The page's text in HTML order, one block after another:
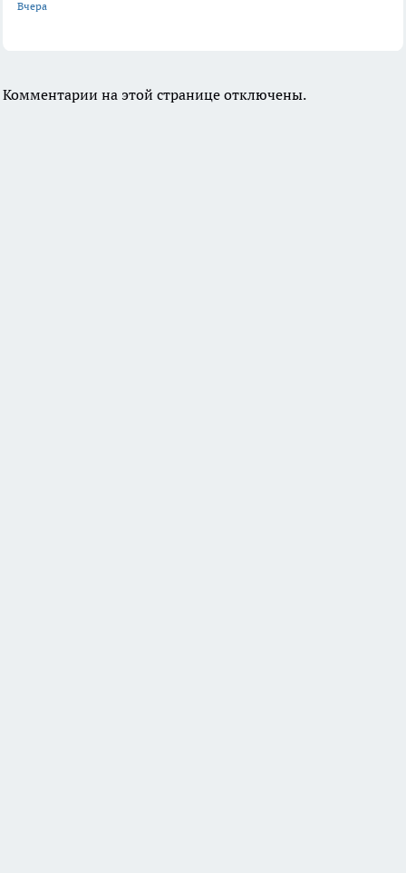
Вчера
Комментарии на этой странице отключены.